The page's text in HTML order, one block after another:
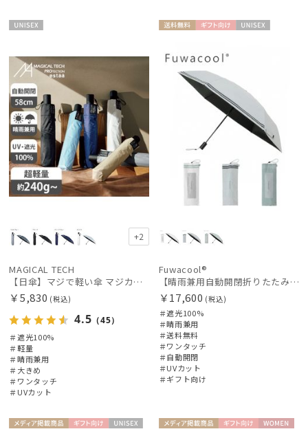
+2
MAGICAL TECH
【日傘】マジで軽い傘 マジカルテックプロテクション(MAGICAL TECH PROTECTION) 58cm 晴雨兼用傘自動開閉折りたたみ日傘 一級遮光100% UV 軽量 機能性 大きめ 人気
￥5,830 (税込)
4.5 （45）
＃遮光100%
＃軽量
＃晴雨兼用
＃大きめ
＃ワンタッチ
＃UVカット
料
Fuwacool®
【晴雨兼用自動開閉折りたたみ日傘】フワクール®（Fuwacool®）ダブルライン 遮光100 UV100 ワンタッチ開閉
￥17,600 (税込)
＃遮光100%
＃晴雨兼用
＃送料無料
＃ワンタッチ
＃自動開閉
＃UVカット
＃ギフト向け